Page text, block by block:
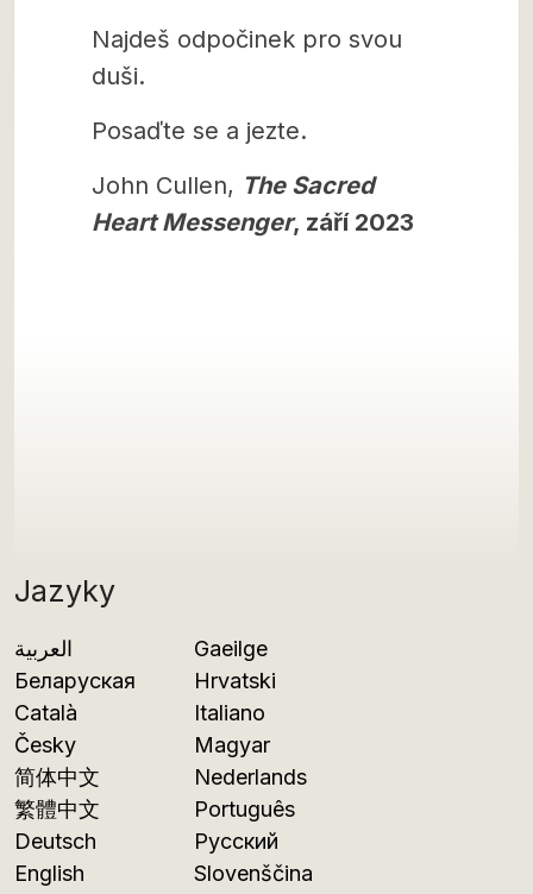
Jazyky
العربية
Беларуская
Català
Česky
简体中文
繁體中文
Deutsch
English
Gaeilge
Hrvatski
Italiano
Magyar
Nederlands
Português
Русский
Slovenščina
Najdeš odpočinek pro svou
duši.
Posaďte se a jezte.
John Cullen, The Sacred
Heart Messenger, září 2023